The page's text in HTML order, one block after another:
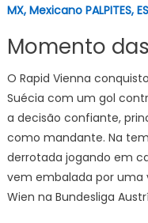
MX, Mexicano PALPITES,
Momento
O Rapid Vienna
Suécia com um gol
a decisão confiante,
como mandante. Na
derrotada jogando em
vem embalada por uma
Wien na Bundesliga